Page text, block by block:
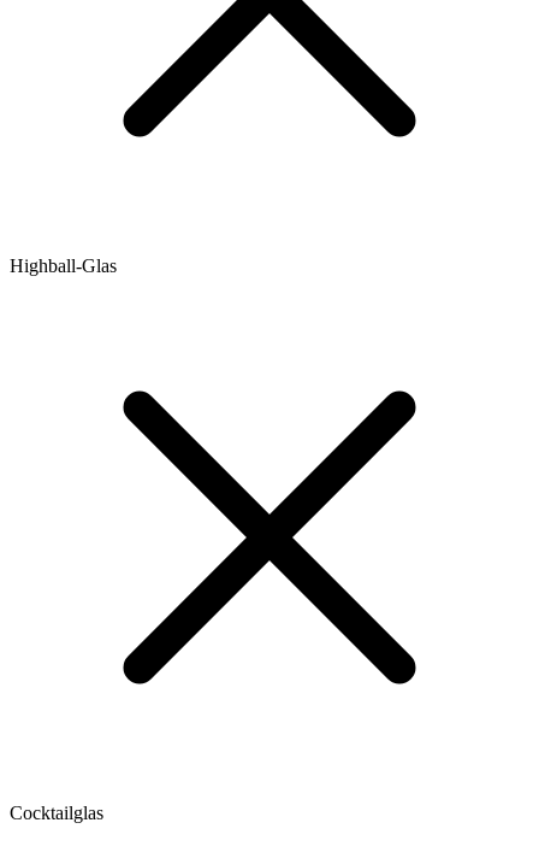
Highball-Glas
Cocktailglas